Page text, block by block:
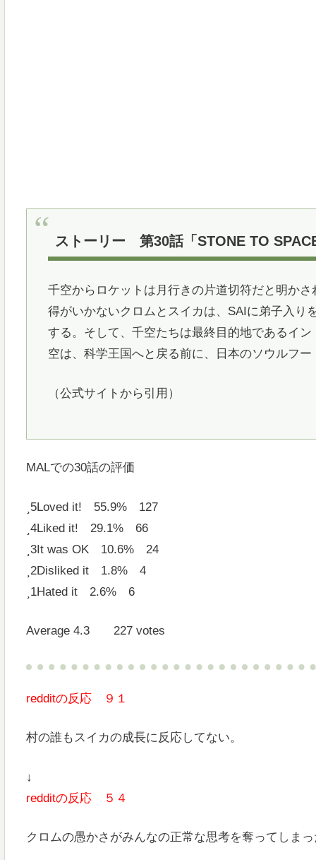
ストーリー 第30話「STONE TO
千空からロケットは月行きの片道切符だと明か
得がいかないクロムとスイカは、SAIに弟子入り
する。そして、千空たちは最終目的地であるイ
空は、科学王国へと戻る前に、日本のソウルフ
（公式サイトから引用）
MALでの30話の評価
5Loved it! 55.9% 127
4Liked it! 29.1% 66
3It was OK 10.6% 24
2Disliked it 1.8% 4
1Hated it 2.6% 6
Average 4.3 227 votes
redditの反応 ９１
村の誰もスイカの成長に反応してない。
↓
redditの反応 ５４
クロムの愚かさがみんなの正常な思考を奪ってしま